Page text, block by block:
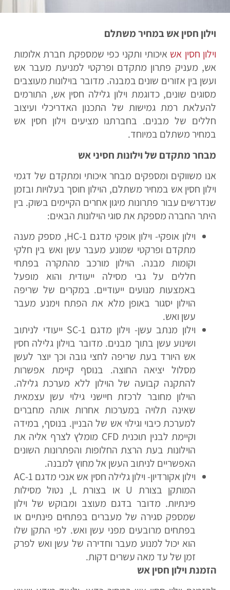
וילון חסין אש במחיר משתלם
וילון חסין אש איכותי ותקני כפי שמספקת חברת אלומות
אש, מעניק פתרון מתקדם ופרקטי למניעת מעבר אש
ועשן בין אזורים שונים במבנה. מדובר בוילונות מעוצבים
מסוגים שונים, כדוגמת וילון גלילה חסין אש, התורמים
להעלאת רמת גמישות של התכנון האדריכלי ועיצוב
חללים של מבנים. בחברתנו מציעים וילון חסין אש
במחיר משתלם במיוחד.
מבחר מתקדם של וילונות חסיני אש
אנו משווקים ומספקים מבחר איכותי ומתקדם של דגמי
וילון חסין אש במחיר משתלם, הוילון חוסך בעלויות ובזמן
שנדרשים עבור פתרונות מיגון אחרים הקיימים בשוק. בין
היתר החברה מספקת את סוגי הוילונות הבאים:
וילון אופקי- וילון אופקי מדגם HC-1, מספק מענה
מתקדם ופרקטי שמונע מעבר עשן ואש בין חלקי
וקומות מבנה. הוילון מורכב מהתקרה בפתחי
חללים על גבי מסילה ייעודית והוא מופעל
באמצעות מנועים ייעודיים. במקרים של שריפה
הוילון יסגור באופן מלא את הפתח וימנע מעבר
עשן ואש.
וילון מנתב עשן- וילון מדגם SC-1 ייעודי לניתוב
ושינוע עשן בתוך מבנים. מדובר בוילון גלילה חסין
אש היורד בעת שריפה לחצי גובה וכך יוצר לעשן
מסלול יציאה החוצה. בנוסף קיימת אפשרות
להתקנה קבועה של הוילון ללא מערכת גלילה.
הוילון מחובר לרכזת חיישני גילוי עשן עצמאית
שאינה תלויה במערכות אחרות אותה מחברים
למערכת כיבוי וגילוי אש של הבניין. בנוסף, במידה
וקיימת לבנין תוכנית CFD מומלץ לצרף אליה את
הוילונות בעת הרצת החלופות והפתרונות השונים
האפשריים לניתוב העשן אל מחוץ למבנה.
וילון אקורדיון- וילון גלילה חסין אש אנכי מדגם AC-1
המותקן בצורת U או בצורת L, נטול מסילות
פינתיות. מדובר בדגם מעוצב ומבוקש של וילון
שמספק סגירה של מעברים בפתחים פינתיים או
בפתחים מרובעים מפני עשן ואש. לפי התקן שלו
הוא יכול למנוע מעבר וחדירה של עשן ואש לפרק
זמן של עד מאה עשרים דקות.
הזמנת וילון חסין אש